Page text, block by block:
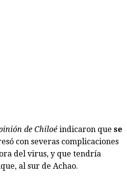
de Chiloéindicaron que se
con severas complicaciones
del virus, y que tendría
al sur de Achao.